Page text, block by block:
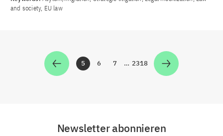
and society, EU law
Zur Seite
5 Zur Seite
6 Zur Seite
7 … Zur Seite
2318
Newsletter abonnieren